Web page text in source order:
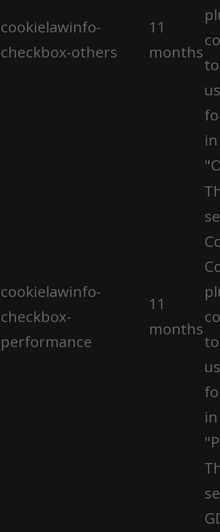
cookielawinfo-
checkbox-others
11
months
cookielawinfo-
checkbox-
performance
11
months